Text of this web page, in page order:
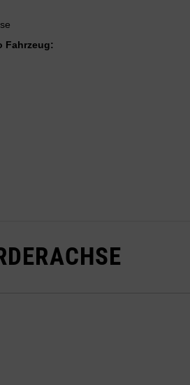
Fahrzeug: